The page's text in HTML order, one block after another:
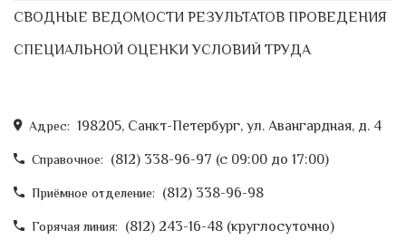
СВОДНЫЕ ВЕДОМОСТИ РЕЗУЛЬТАТОВ ПРОВЕДЕНИЯ
СПЕЦИАЛЬНОЙ ОЦЕНКИ УСЛОВИЙ ТРУДА
Адрес: 198205, Санкт-Петербург, ул. Авангардная, д. 4
Справочное: (812) 338-96-97 (c 09:00 до 17:00)
Приёмное отделение: (812) 338-96-98
Горячая линия: (812) 243-16-48 (круглосуточно)